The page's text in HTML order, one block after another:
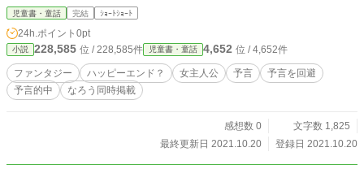
児童書・童話 完結 ｼｮｰﾄｼｮｰﾄ
24h.ポイント 0pt
小説 228,585 位 / 228,585件 児童書・童話 4,652 位 / 4,652件
ファンタジー ハッピーエンド？ 女主人公 予言
予言を回避
予言的中
なろう同時掲載
感想数 0
文字数 1,825
最終更新日 2021.10.20
登録日 2021.10.20